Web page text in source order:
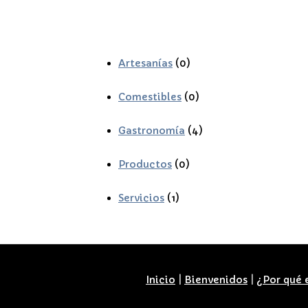
Artesanías (0)
Comestibles (0)
Gastronomía (4)
Productos (0)
Servicios (1)
Inicio Bienvenidos ¿Por qué